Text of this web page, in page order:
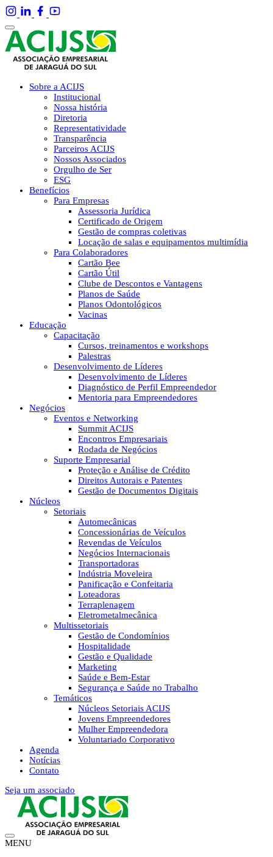
Sobre a ACIJS
Institucional
Nossa história
Diretoria
Representatividade
Transparência
Parceiros ACIJS
Nossos Associados
Orgulho de Ser
ESG
Benefícios
Para Empresas
Assessoria Jurídica
Certificado de Origem
Gestão de compras coletivas
Locação de salas e equipamentos multimídia
Para Colaboradores
Cartão Bee
Cartão Útil
Clube de Descontos e Vantagens
Planos de Saúde
Planos Odontológicos
Vacinas
Educação
Capacitação
Cursos, treinamentos e workshops
Palestras
Desenvolvimento de Líderes
Desenvolvimento de Líderes
Diagnóstico de Perfil Empreendedor
Mentoria para Empreendedores
Negócios
Eventos e Networking
Summit ACIJS
Encontros Empresariais
Rodada de Negócios
Suporte Empresarial
Proteção e Análise de Crédito
Direitos Autorais e Patentes
Gestão de Documentos Digitais
Núcleos
Setoriais
Automecânicas
Concessionárias de Veículos
Revendas de Veículos
Negócios Internacionais
Transportadoras
Indústria Moveleira
Panificação e Confeitaria
Loteadoras
Terraplenagem
Eletrometalmecânica
Multissetoriais
Gestão de Condomínios
Hospitalidade
Gestão e Qualidade
Marketing
Saúde e Bem-Estar
Segurança e Saúde no Trabalho
Temáticos
Núcleos Setoriais ACIJS
Jovens Empreendedores
Mulher Empreendedora
Voluntariado Corporativo
Agenda
Notícias
Contato
Seja um associado
MENU